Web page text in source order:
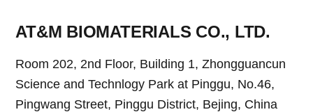
AT&M BIOMATERIALS CO., LTD.
Room 202, 2nd Floor, Building 1, Zhongguancun
Science and Technlogy Park at Pinggu, No.46,
Pingwang Street, Pinggu District, Bejing, China